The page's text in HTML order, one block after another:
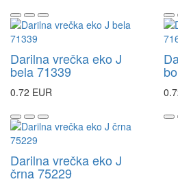
Darilna vrečka eko J
bela 71339
0.72 EUR
Darilna vrečka eko J
črna 75229